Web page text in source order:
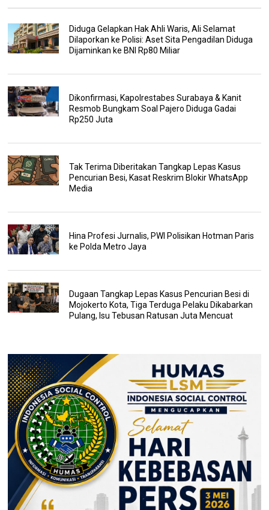
Diduga Gelapkan Hak Ahli Waris, Ali Selamat
Dilaporkan ke Polisi: Aset Sita Pengadilan Diduga
Dijaminkan ke BNI Rp80 Miliar
Dikonfirmasi, Kapolrestabes Surabaya & Kanit
Resmob Bungkam Soal Pajero Diduga Gadai
Rp250 Juta
Tak Terima Diberitakan Tangkap Lepas Kasus
Pencurian Besi, Kasat Reskrim Blokir WhatsApp
Media
Hina Profesi Jurnalis, PWI Polisikan Hotman Paris
ke Polda Metro Jaya
Dugaan Tangkap Lepas Kasus Pencurian Besi di
Mojokerto Kota, Tiga Terduga Pelaku Dikabarkan
Pulang, Isu Tebusan Ratusan Juta Mencuat